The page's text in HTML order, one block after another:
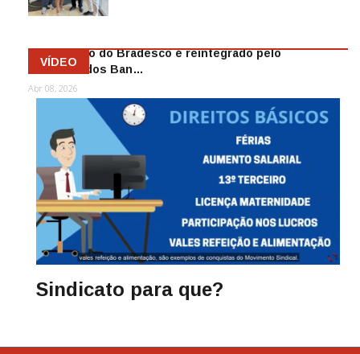
Mai 13, 2026
Funcionário do Bradesco é reintegrado pelo
Sindicato dos Ban…
Abr 08, 2026
VÍDEO
Sindicato para que?